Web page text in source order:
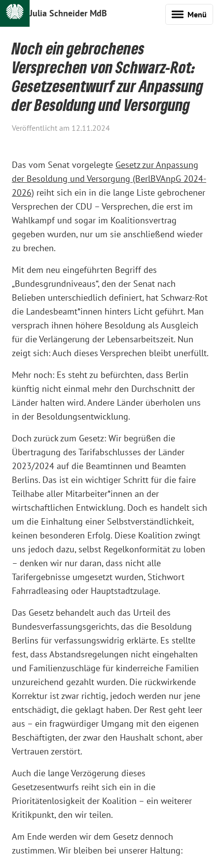
Julia Schneider MdB Menü
Noch ein gebrochenes
Versprechen von Schwarz-Rot:
Gesetzesentwurf zur Anpassung
der Besoldung und Versorgung
Veröffentlicht am 12.11.2024
Das vom Senat vorgelegte Gesetz zur Anpassung
der Besoldung und Versorgung (BerlBVAnpG 2024-
2026) reiht sich ein in die lange Liste gebrochener
Versprechen der CDU – Versprechen, die erst im
Wahlkampf und sogar im Koalitionsvertrag
gegeben wurden, nur um sie anschließend wieder
zu brechen.
Mit dem neu eingeführten Begriff des
„Bundesgrundniveaus“, den der Senat nach
Belieben unterschiedlich definiert, hat Schwarz-Rot
die Landesbeamt*innen hinters Licht geführt. Man
versprach ihnen höhere Besoldung als Ausgleich
für die Verlängerung der Lebensarbeitszeit. Nun
zeigt sich: Auch dieses Versprechen bleibt unerfüllt.
Mehr noch: Es steht zu befürchten, dass Berlin
künftig nicht einmal mehr den Durchschnitt der
Länder halten wird. Andere Länder überholen uns
in der Besoldungsentwicklung.
Doch zurück zum Gesetz: Wir begrüßen die
Übertragung des Tarifabschlusses der Länder
2023/2024 auf die Beamtinnen und Beamten
Berlins. Das ist ein wichtiger Schritt für die faire
Teilhabe aller Mitarbeiter*innen an der
wirtschaftlichen Entwicklung. Doch es handelt sich
um die Einhaltung einer Selbstverständlichkeit,
keinen besonderen Erfolg. Diese Koalition zwingt
uns jedoch dazu, selbst Regelkonformität zu loben
– denken wir nur daran, dass nicht alle
Tarifergebnisse umgesetzt wurden, Stichwort
Fahrradleasing oder Hauptstadtzulage.
Das Gesetz behandelt auch das Urteil des
Bundesverfassungsgerichts, das die Besoldung
Berlins für verfassungswidrig erklärte. Es stellte
fest, dass Abstandsregelungen nicht eingehalten
und Familienzuschläge für kinderreiche Familien
unzureichend gezahlt wurden. Die rückwirkende
Korrektur ist zwar richtig, jedoch werden nur jene
entschädigt, die geklagt haben. Der Rest geht leer
aus – ein fragwürdiger Umgang mit den eigenen
Beschäftigten, der zwar den Haushalt schont, aber
Vertrauen zerstört.
Auch die lange Verzögerung dieses
Gesetzesentwurfs reiht sich ein in die
Prioritätenlosigkeit der Koalition – ein weiterer
Kritikpunkt, den wir teilen.
Am Ende werden wir dem Gesetz dennoch
zustimmen. Wir bleiben bei unserer Haltung: